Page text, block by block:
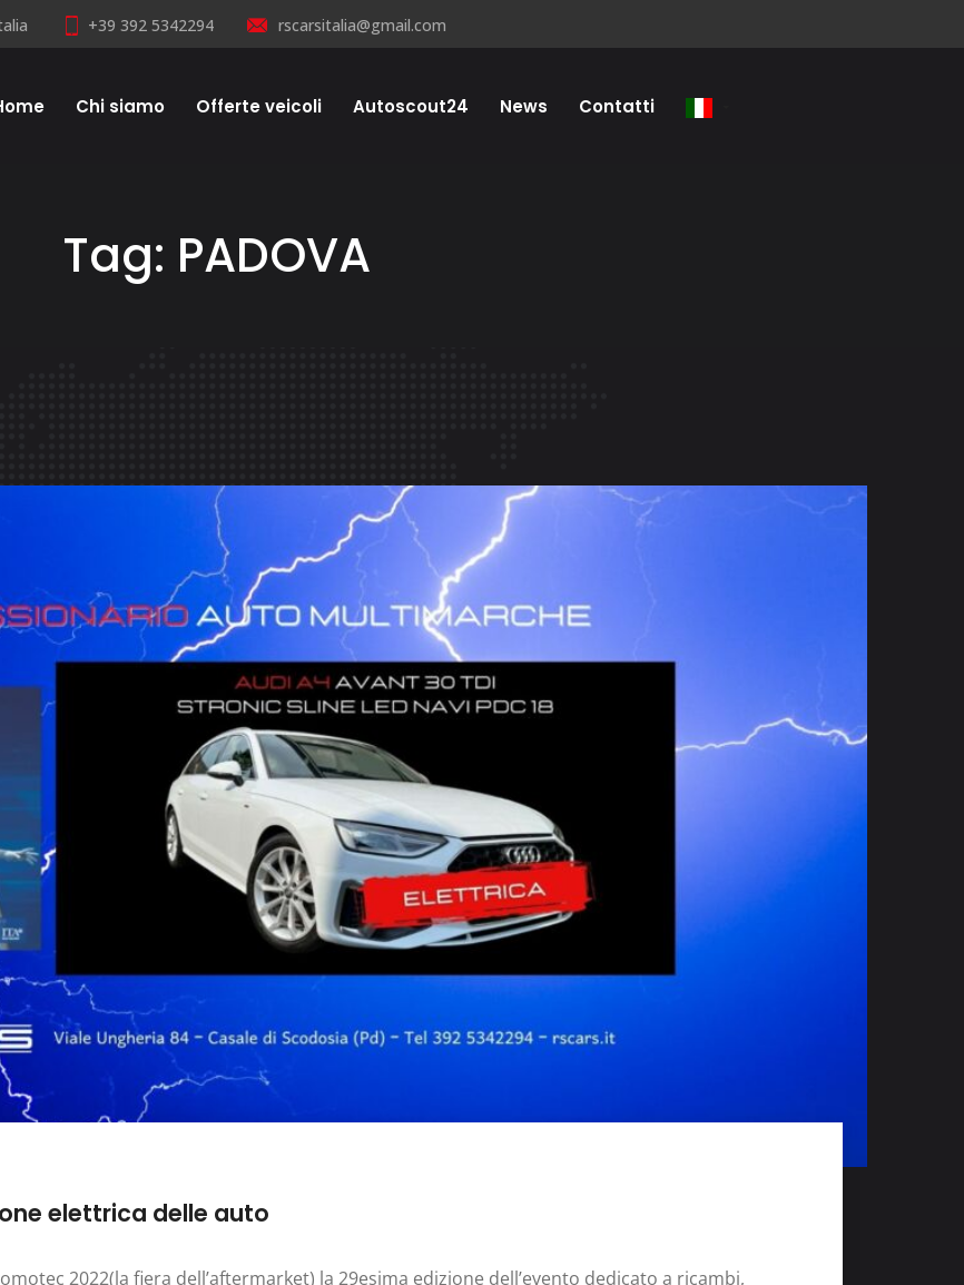
+39 392 5342294 rscarsitalia@gmail.com
Chi siamo Offerte veicoli Autoscout24 News Contatti
Tag: PADOVA
elettrica delle auto
2022(la fiera dell’aftermarket) la 29esima edizione dell’evento dedicato a ricambi,